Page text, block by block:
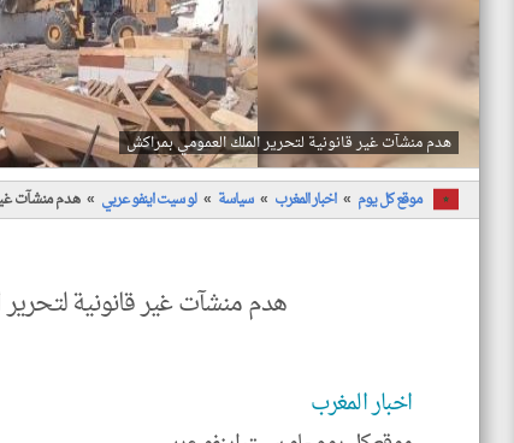
هدم منشآت غير قانونية لتحرير الملك العمومي بمراكش
موقع كل يوم اخبار المغرب سياسة لو سيت اينفو عربي هدم منشآت
هدم منشآت غير قانونية
اخبار المغرب